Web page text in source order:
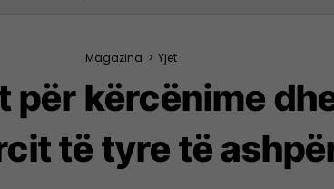
Magazina > Yjet
për kërcënime
të tyre të